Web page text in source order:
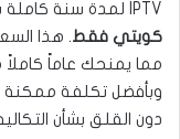
IPTV لمدة سنة كاملة بسعر استثنائي ومنافس يبلغ
كويتي فقط
مما يمنحك عاماً
وبأفضل تكلفة
دون القلق بشأن